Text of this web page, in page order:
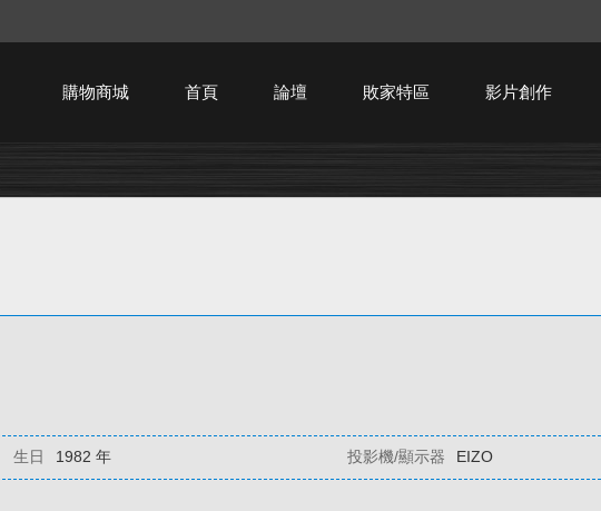
購物商城 首頁 論壇 敗家特區 影片創作
生日 1982 年 投影機/顯示器 EIZO